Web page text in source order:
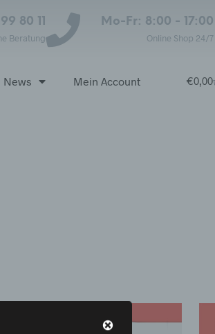
80 11
Beratung
Mo-Fr: 8:00 - 17:00
Online Shop 24/7
News Mein Account €0,00